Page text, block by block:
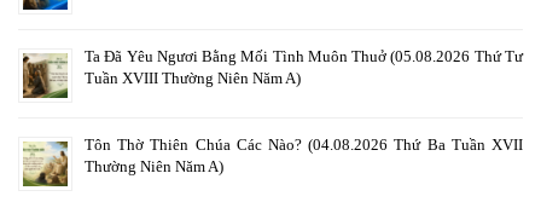
Ta Đã Yêu Ngươi Bằng Mối Tình Muôn Thuở (05.08.2026 Thứ Tư
Tuần XVIII Thường Niên Năm A)
Tôn Thờ Thiên Chúa Các Nào? (04.08.2026 Thứ Ba Tuần XVII
Thường Niên Năm A)